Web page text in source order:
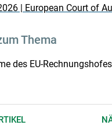
| European Court of
Thema
des EU-Rechnungshofes